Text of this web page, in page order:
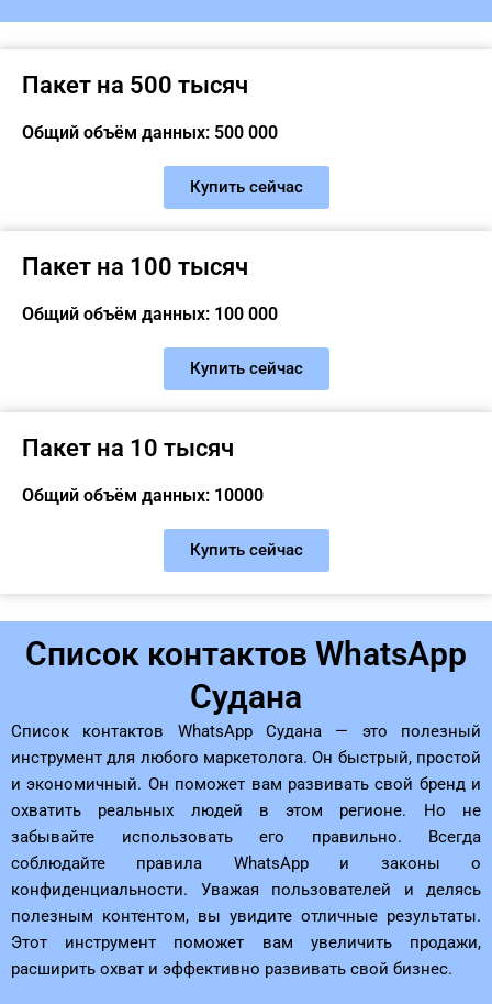
Пакет на 500 тысяч
Общий объём данных: 500 000
Купить сейчас
Пакет на 100 тысяч
Общий объём данных: 100 000
Купить сейчас
Пакет на 10 тысяч
Общий объём данных: 10000
Купить сейчас
Список контактов WhatsApp
Судана
Список контактов WhatsApp Судана — это полезный
инструмент для любого маркетолога. Он быстрый, простой
и экономичный. Он поможет вам развивать свой бренд и
охватить реальных людей в этом регионе. Но не
забывайте использовать его правильно. Всегда
соблюдайте правила WhatsApp и законы о
конфиденциальности. Уважая пользователей и делясь
полезным контентом, вы увидите отличные результаты.
Этот инструмент поможет вам увеличить продажи,
расширить охват и эффективно развивать свой бизнес.